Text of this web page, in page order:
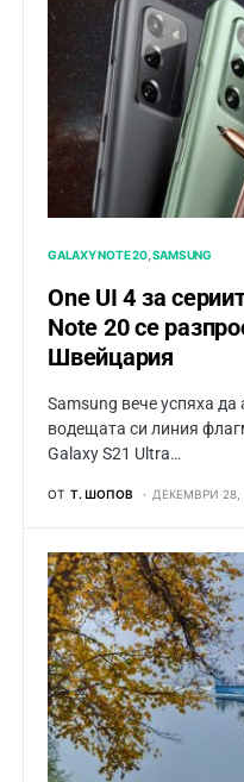
GALAXY NOTE 20 SAMSUNG
One UI 4 за
Note 20 се
Швейцария
Samsung вече успяха
водещата си линия
Galaxy S21 Ultra…
ОТ Т. ШОПОВ ДЕКЕМВРИ 28,